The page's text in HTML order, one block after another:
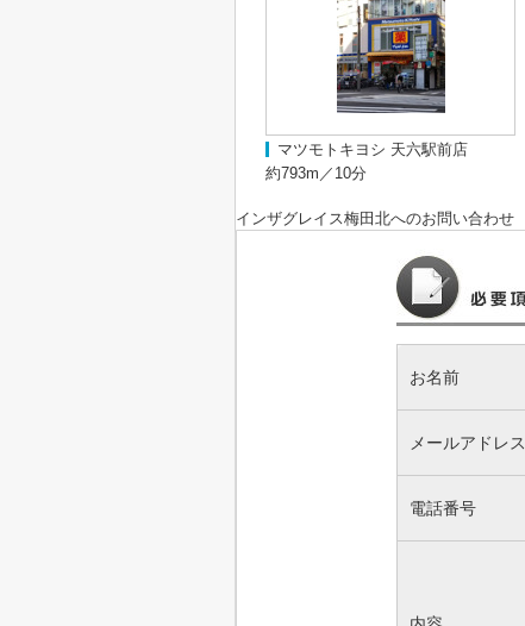
マツモトキヨシ 天六駅前店
約793m／10分
インザグレイス梅田北へのお問い合わせ
お名前
メールアドレス
電話番号